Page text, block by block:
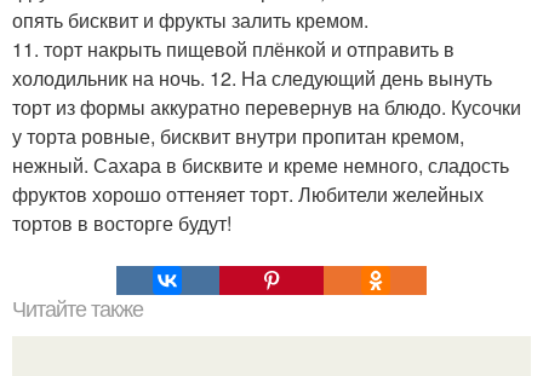
опять бисквит и фрукты залить кремом.
11. торт накрыть пищевой плёнкой и отправить в
холодильник на ночь. 12. На следующий день вынуть
торт из формы аккуратно перевернув на блюдо. Кусочки
у торта ровные, бисквит внутри пропитан кремом,
нежный. Сахара в бисквите и креме немного, сладость
фруктов хорошо оттеняет торт. Любители желейных
тортов в восторге будут!
Читайте также